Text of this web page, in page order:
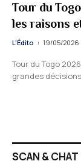
Tour du
les raisons
L'Édito 19/05/2026
Tour du Togo
grandes décisions
SCAN & CHAT